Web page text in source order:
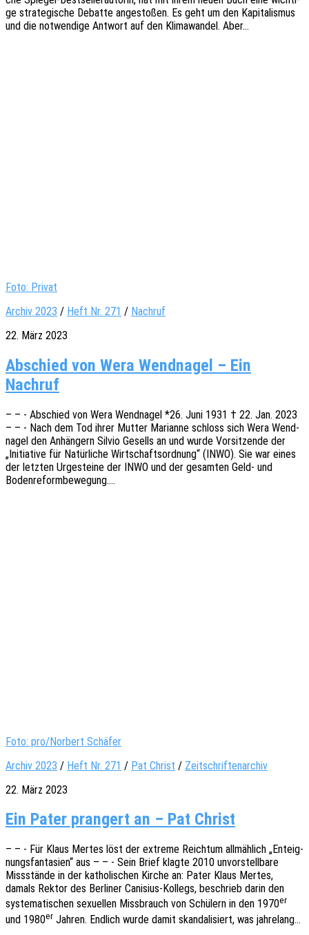
ge stra­te­gi­sche Debat­te ange­sto­ßen. Es geht um den Kapi­ta­lis­mus
und die notwen­di­ge Antwort auf den Klima­wan­del. Aber…
Foto: Privat
Archiv 2023 / Heft Nr. 271 / Nachruf
22. März 2023
Abschied von Wera Wendnagel – Ein
Nachruf
– – - Abschied von Wera Wend­na­gel *26. Juni 1931 † 22. Jan. 2023
– – - Nach dem Tod ihrer Mutter Mari­an­ne schloss sich Wera Wend­
na­gel den Anhän­gern Silvio Gesells an und wurde Vorsit­zen­de der
„Initia­ti­ve für Natür­li­che Wirt­schafts­ord­nung“ (INWO). Sie war eines
der letz­ten Urge­stei­ne der INWO und der gesam­ten Geld- und
Bodenreformbewegung.…
Foto: pro/Norbert Schäfer
Archiv 2023 / Heft Nr. 271 / Pat Christ / Zeitschriftenarchiv
22. März 2023
Ein Pater prangert an – Pat Christ
– – - Für Klaus Mertes löst der extre­me Reich­tum allmäh­lich „Enteig­
nungs­fan­ta­sien“ aus – – - Sein Brief klagte 2010 unvor­stell­ba­re
Miss­stän­de in der katho­li­schen Kirche an: Pater Klaus Mertes,
damals Rektor des Berli­ner Cani­­si­us-Kollegs, beschrieb darin den
syste­ma­ti­schen sexu­el­len Miss­brauch von Schü­lern in den 1970er
und 1980er Jahren. Endlich wurde damit skan­da­li­siert, was jahrelang…